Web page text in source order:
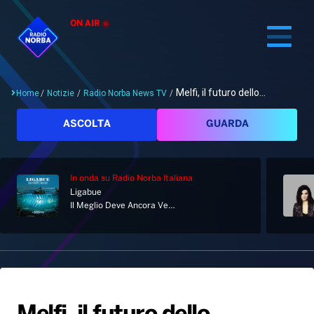
ON AIR
Cerca
Home
Palinsesto
Notizie
Home/ Notizie / Radio Norba News TV / Melfi, il futuro dello...
ASCOLTA GUARDA
In onda su Radio Norba Italiana
Ligabue
Il Meglio Deve Ancora Venire